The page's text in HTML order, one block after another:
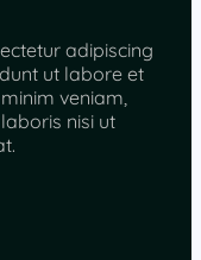
adipiscing
ut labore et
veniam,
nisi ut